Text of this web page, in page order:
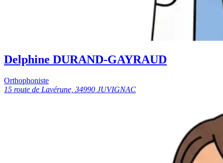
Delphine DURAND-GAYRAUD
Orthophoniste
15 route de Lavérune, 34990 JUVIGNAC